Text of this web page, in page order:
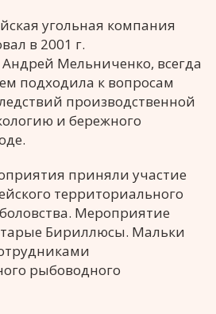
угольная компания
в 2001 г.
Мельниченко, всегда
подходила к вопросам
производственной
и бережного
приняли участие
территориального
Мероприятие
Бириллюсы. Мальки
рыбоводного